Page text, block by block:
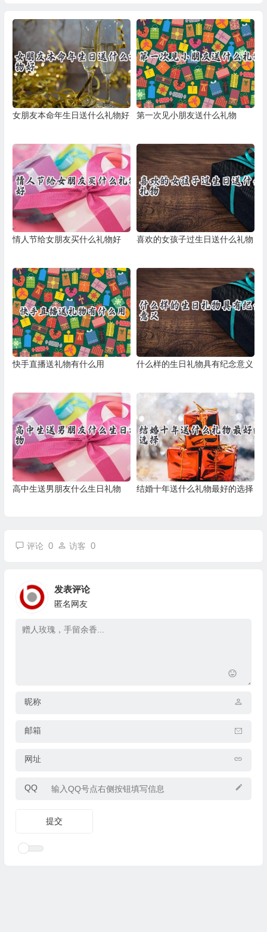
女朋友本命年生日送什么礼物好 第一次见小朋友送什么礼物
情人节给女朋友买什么礼物好 喜欢的女孩子过生日送什么礼物
快手直播送礼物有什么用 什么样的生日礼物具有纪念意义
高中生送男朋友什么生日礼物 结婚十年送什么礼物最好的选择
评论 0 访客 0
发表评论
匿名网友
昵称
邮箱
网址
QQ